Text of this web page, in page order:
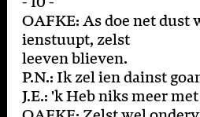
OAFKE: As doe net dust
ienstuupt, zelst
leeven blieven.
P.N.: Ik zel ien dainst
J.E.: 'k Heb niks meer